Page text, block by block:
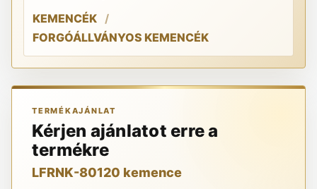
KEMENCÉK
FORGÓÁLLVÁNYOS KEMENCÉK
TERMÉKAJÁNLAT
Kérjen ajánlatot erre a
termékre
LFRNK-80120 kemence